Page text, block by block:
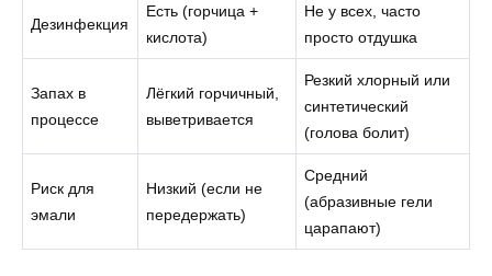
Дезинфекция
Есть (горчица +
кислота)
Не у всех, часто
просто отдушка
Запах в
процессе
Лёгкий горчичный,
выветривается
Резкий хлорный или
синтетический
(голова болит)
Риск для
эмали
Низкий (если не
передержать)
Средний
(абразивные гели
царапают)